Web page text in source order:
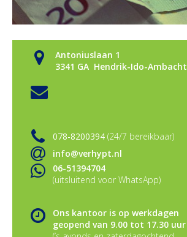
Antoniuslaan 1
3341 GA Hendrik-Ido-Ambacht
078-8200394 (24/7 bereikbaar)
info@verhypt.nl
06-51394704
(uitsluitend voor WhatsApp)
Ons kantoor is op werkdagen
geopend van 9.00 tot 17.30 uur